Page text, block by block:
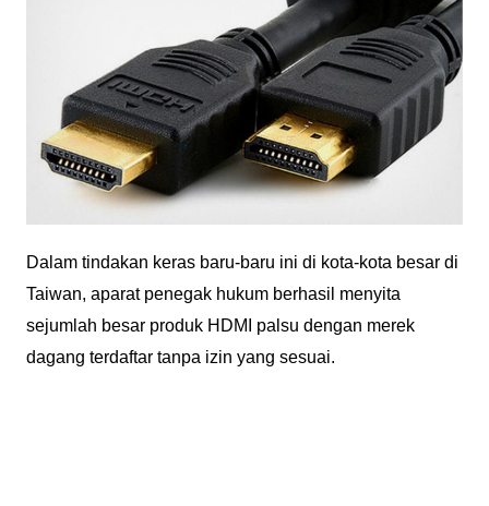
Dalam tindakan keras baru-baru ini di kota-kota besar di
Taiwan, aparat penegak hukum berhasil menyita
sejumlah besar produk HDMI palsu dengan merek
dagang terdaftar tanpa izin yang sesuai.